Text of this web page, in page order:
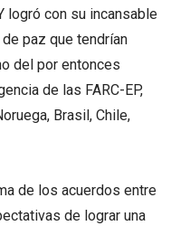
logró con su incansable
paz que tendrían
del por entonces
de las FARC-EP,
Brasil, Chile,
de los acuerdos entre
de lograr una